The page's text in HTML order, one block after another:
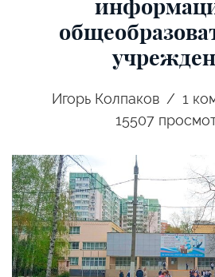
Игорь Колпаков 1
15507